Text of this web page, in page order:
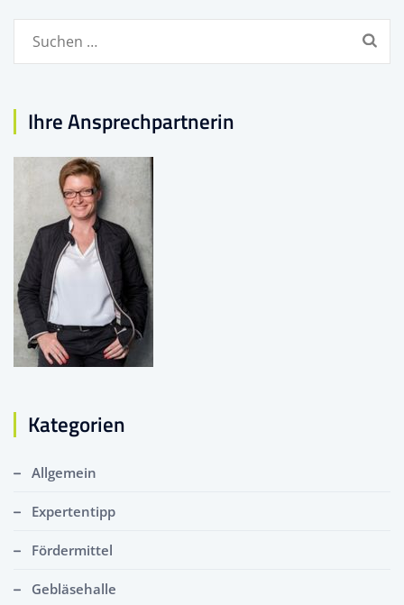
Suchen
Ihre Ansprechpartnerin
Kategorien
Allgemein
Expertentipp
Fördermittel
Gebläsehalle